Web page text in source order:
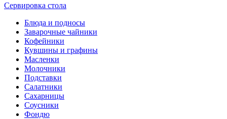
Сервировка стола
Блюда и подносы
Заварочные чайники
Кофейники
Кувшины и графины
Масленки
Молочники
Подставки
Салатники
Сахарницы
Соусники
Фондю